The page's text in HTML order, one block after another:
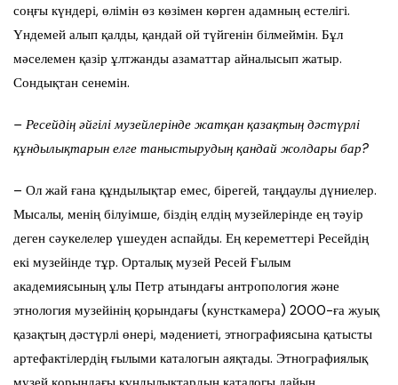
соңғы күндері, өлімін өз көзімен көрген адамның естелігі.
Үндемей алып қалды, қандай ой түйгенін білмеймін. Бұл
мәселемен қазір ұлтжанды азаматтар айналысып жатыр.
Сондықтан сенемін.
– Ресейдің әйгілі музейлерінде жатқан қазақтың дәстүрлі
құндылықтарын елге таныстырудың қандай жолдары бар?
– Ол жай ғана құндылықтар емес, бірегей, таңдаулы дүниелер.
Мысалы, менің білуімше, біздің елдің музейлерінде ең тәуір
деген сәукелелер үшеуден аспайды. Ең кереметтері Ресейдің
екі музейінде тұр. Орталық музей Ресей Ғылым
академиясының ұлы Петр атындағы антропология және
этнология музейінің қорындағы (кунсткамера) 2000-ға жуық
қазақтың дәстүрлі өнері, мәдениеті, этнографиясына қатысты
артефактілердің ғылыми каталогын аяқтады. Этнографиялық